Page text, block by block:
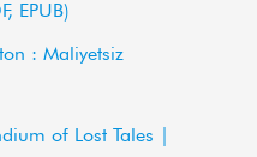
EPUB)
: Maliyetsiz
of Lost Tales |